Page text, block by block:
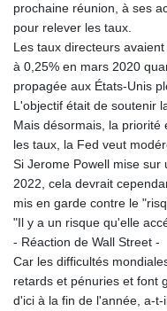
prochaine réunion, à ses
pour relever les taux.
Les taux directeurs
à 0,25% en mars 2020
propagée aux États-Unis
L'objectif était de soutenir
Mais désormais, la
les taux, la Fed veut
Si Jerome Powell mise sur
2022, cela devrait
mis en garde contre le
"Il y a un risque qu'elle
- Réaction de Wall Street -
Car les difficultés
retards et pénuries et font
d'ici à la fin de l'année, a-